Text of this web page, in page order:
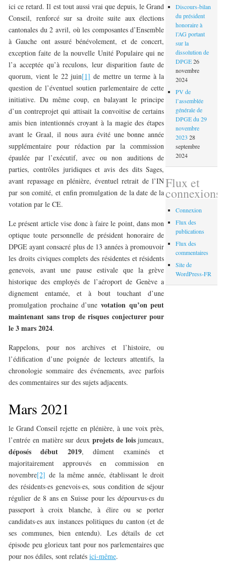
ici ce retard. Il est tout aussi vrai que depuis, le Grand
Conseil, renforcé sur sa droite suite aux élections
cantonales du 2 avril, où les composantes d’Ensemble
à Gauche ont assuré bénévolement, et de concert,
exception faite de la nouvelle Unité Populaire qui ne
l’a acceptée qu’à reculons, leur disparition faute de
quorum, vient le 22 juin[1] de mettre un terme à la
question de l’éventuel soutien parlementaire de cette
initiative. Du même coup, en balayant le principe
d’un contreprojet qui attisait la convoitise de certains
amis bien intentionnés croyant à la magie des étapes
avant le Graal, il nous aura évité une bonne année
supplémentaire pour rédaction par la commission
épaulée par l’exécutif, avec ou non auditions de
parties, contrôles juridiques et avis des dits Sages,
avant repassage en plénière, éventuel retrait de l’IN
par son comité, et enfin promulgation de la date de la
votation par le CE.
Le présent article vise donc à faire le point, dans mon
optique toute personnelle de président honoraire de
DPGE ayant consacré plus de 13 années à promouvoir
les droits civiques complets des résidentes et résidents
genevois, avant une pause estivale que la grève
historique des employés de l’aéroport de Genève a
dignement entamée, et à bout touchant d’une
promulgation prochaine d’unevotation qu’on peut
maintenant sans trop de risques conjecturer pour
le3 mars 2024.
Rappelons, pour nos archives et l’histoire, ou
l’édification d’une poignée de lecteurs attentifs, la
chronologie sommaire des événements, avec parfois
des commentaires sur des sujets adjacents.
Mars 2021
le Grand Conseil rejette en plénière, à une voix près,
l’entrée en matière sur deuxprojets de loisjumeaux,
déposés début 2019, dûment examinés et
majoritairement approuvés en commission en
novembre[2] de la même année, établissant le droit
des résidents·es genevois·es, sous condition de séjour
régulier de 8 ans en Suisse pour les dépourvus·es du
passeport à croix blanche, à élire ou se porter
candidats·es aux instances politiques du canton (et de
ses communes, bien entendu). Les détails de cet
épisode peu glorieux tant pour nos parlementaires que
pour nos édiles, sont relatésici-même.
Discours-bilan
du président
honoraire à
l’AG portant
sur la
dissolution de
DPGE 26
novembre
2024
PV de
l’assemblée
générale de
DPGE du 29
novembre
2023 28
septembre
2024
Flux et
connexions
Connexion
Flux des
publications
Flux des
commentaires
Site de
WordPress-FR